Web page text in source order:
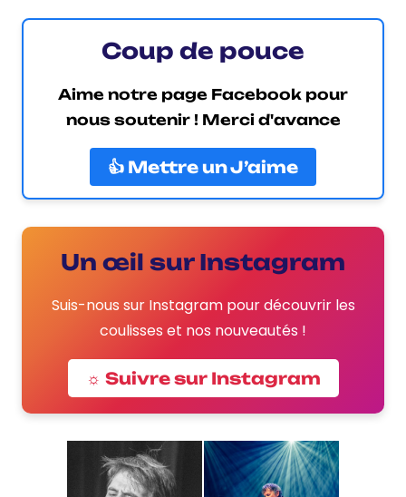
Coup de pouce
Aime notre page Facebook pour
nous soutenir ! Merci d'avance
👍 Mettre un J’aime
Un œil sur Instagram
Suis-nous sur Instagram pour découvrir les
coulisses et nos nouveautés !
☼ Suivre sur Instagram